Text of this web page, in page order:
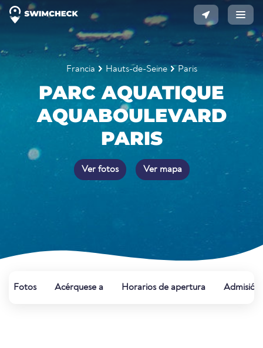
Francia Hauts-de-Seine Paris
PARC AQUATIQUE
AQUABOULEVARD
PARIS
Ver fotos Ver mapa
Fotos Acérquese a Horarios de apertura Admisión